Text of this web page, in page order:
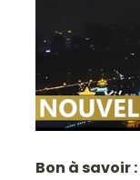
Bon à savoir :